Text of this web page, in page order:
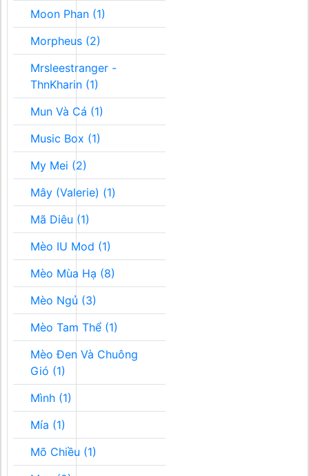
Moon Phan (1)
Morpheus (2)
Mrsleestranger -
ThnKharin (1)
Mun Và Cá (1)
Music Box (1)
My Mei (2)
Mây (Valerie) (1)
Mã Diêu (1)
Mèo IU Mod (1)
Mèo Mùa Hạ (8)
Mèo Ngủ (3)
Mèo Tam Thể (1)
Mèo Đen Và Chuông
Gió (1)
Mình (1)
Mía (1)
Mõ Chiều (1)